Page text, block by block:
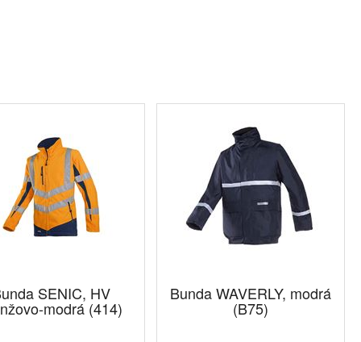
SENIC, HV
modrá (414)
Bunda WAVERLY, modrá
(B75)